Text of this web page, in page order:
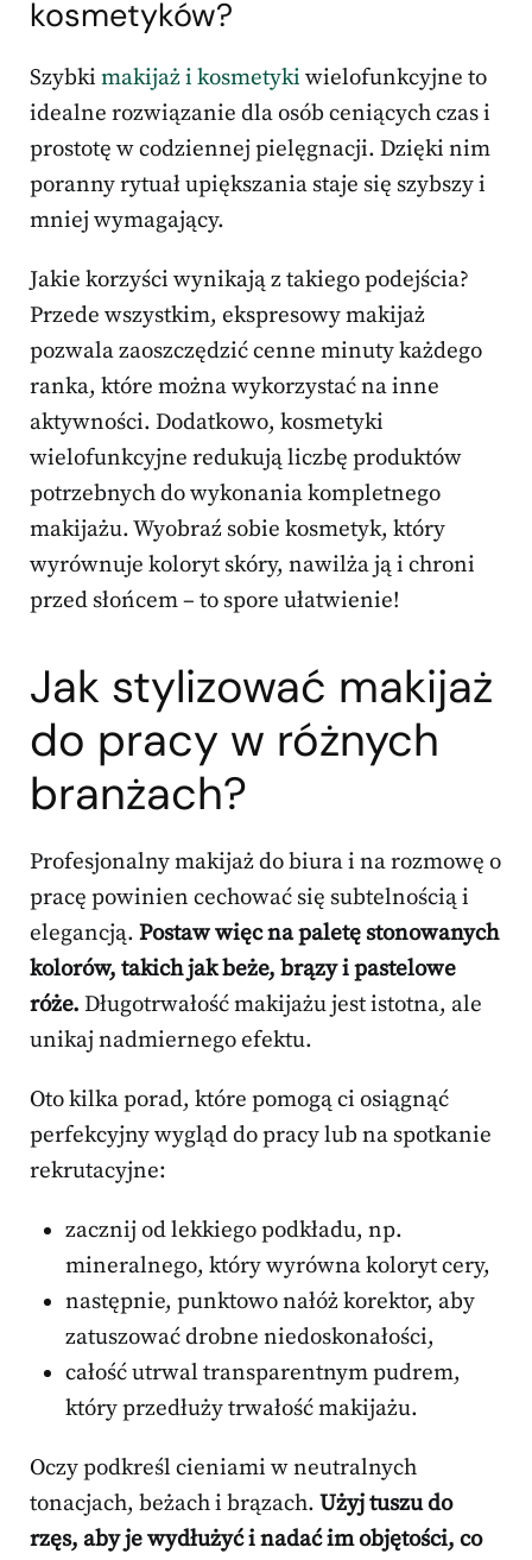
kosmetyków?
Szybki makijaż i kosmetyki wielofunkcyjne to
idealne rozwiązanie dla osób ceniących czas i
prostotę w codziennej pielęgnacji. Dzięki nim
poranny rytuał upiększania staje się szybszy i
mniej wymagający.
Jakie korzyści wynikają z takiego podejścia?
Przede wszystkim, ekspresowy makijaż
pozwala zaoszczędzić cenne minuty każdego
ranka, które można wykorzystać na inne
aktywności. Dodatkowo, kosmetyki
wielofunkcyjne redukują liczbę produktów
potrzebnych do wykonania kompletnego
makijażu. Wyobraź sobie kosmetyk, który
wyrównuje koloryt skóry, nawilża ją i chroni
przed słońcem – to spore ułatwienie!
Jak stylizować makijaż
do pracy w różnych
branżach?
Profesjonalny makijaż do biura i na rozmowę o
pracę powinien cechować się subtelnością i
elegancją. Postaw więc na paletę stonowanych
kolorów, takich jak beże, brązy i pastelowe
róże. Długotrwałość makijażu jest istotna, ale
unikaj nadmiernego efektu.
Oto kilka porad, które pomogą ci osiągnąć
perfekcyjny wygląd do pracy lub na spotkanie
rekrutacyjne:
zacznij od lekkiego podkładu, np.
mineralnego, który wyrówna koloryt cery,
następnie, punktowo nałóż korektor, aby
zatuszować drobne niedoskonałości,
całość utrwal transparentnym pudrem,
który przedłuży trwałość makijażu.
Oczy podkreśl cieniami w neutralnych
tonacjach, beżach i brązach. Użyj tuszu do
rzęs, aby je wydłużyć i nadać im objętości, co